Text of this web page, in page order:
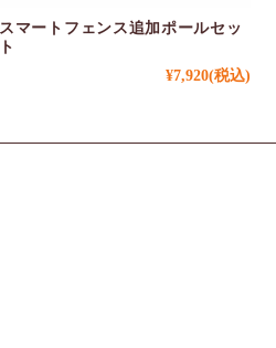
スマートフェンス追加ポールセッ
ト
¥7,920(税込)